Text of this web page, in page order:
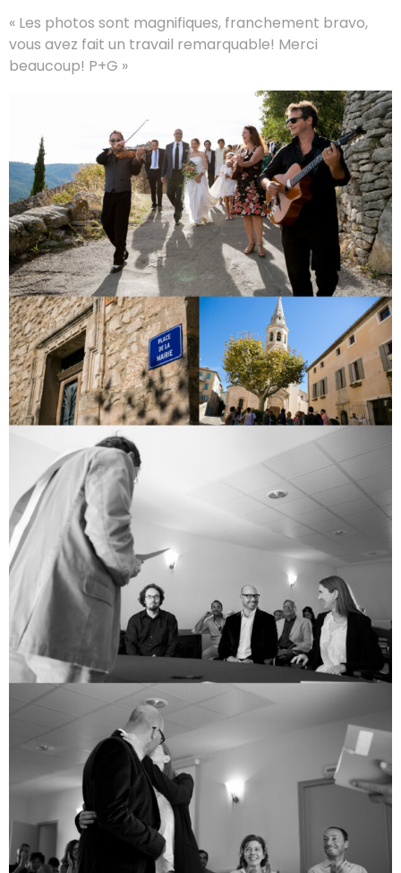
« Les photos sont magnifiques, franchement bravo,
vous avez fait un travail remarquable! Merci
beaucoup! P+G »